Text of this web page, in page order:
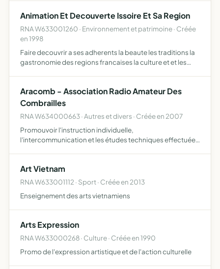
Animation Et Decouverte Issoire Et Sa Region
RNA W633001260 · Environnement et patrimoine · Créée
en 1998
Faire decouvrir a ses adherents la beaute les traditions la
gastronomie des regions francaises la culture et et les
Aracomb - Association Radio Amateur Des
Combrailles
RNA W634000663 · Autres et divers · Créée en 2007
Promouvoir l'instruction individuelle,
l'intercommunication et les études techniques effectuées
télévision…
Art Vietnam
RNA W633001112 · Sport · Créée en 2013
Enseignement des arts vietnamiens
Arts Expression
RNA W633000268 · Culture · Créée en 1990
Promo de l'expression artistique et de l'action culturelle